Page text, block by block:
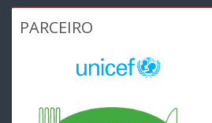
PARCEIRO